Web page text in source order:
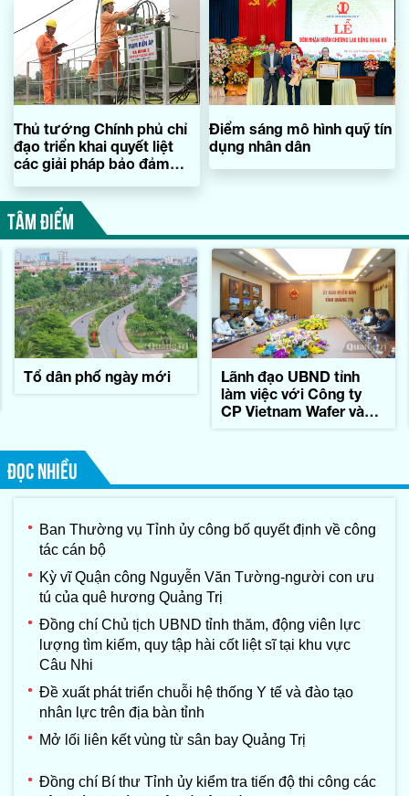
Thủ tướng Chính phủ chỉ
đạo triển khai quyết liệt
các giải pháp bảo đảm
Điểm sáng mô hình quỹ tín
dụng nhân dân
TÂM ĐIỂM
Tổ dân phố ngày mới
Lãnh đạo UBND tỉnh
làm việc với Công ty
CP Vietnam Wafer và
ĐỌC NHIỀU
Ban Thường vụ Tỉnh ủy công bố quyết định về công
tác cán bộ
Kỳ vĩ Quận công Nguyễn Văn Tường-người con ưu
tú của quê hương Quảng Trị
Đồng chí Chủ tịch UBND tỉnh thăm, động viên lực
lượng tìm kiếm, quy tập hài cốt liệt sĩ tại khu vực
Câu Nhi
Đề xuất phát triển chuỗi hệ thống Y tế và đào tạo
nhân lực trên địa bàn tỉnh
Mở lối liên kết vùng từ sân bay Quảng Trị
Đồng chí Bí thư Tỉnh ủy kiểm tra tiến độ thi công các